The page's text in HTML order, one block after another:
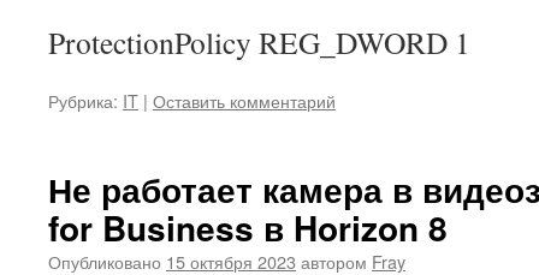
ProtectionPolicy REG_DWORD 1
Рубрика: IT | Оставить комментарий
Не работает камера в
for Business в Horizon 8
Опубликовано 15 октября 2023 автором Fray